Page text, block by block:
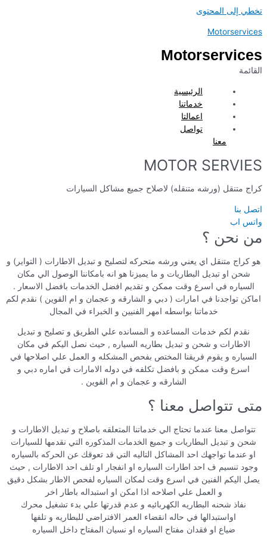
تخطي إلى المحتوى
Motorservices
Motorservices
القائمة
الرئيسية
خدماتنا
اعمالتا
تواصل
معنا
MOTOR SERVIES
كراج متنقل (ورشه متنقله) لاصلاح جميع مشاكل السيارات
اتصل بنا
واتس اب
من نحن ؟
هو كراج متنقل اي يعني ورشه متحركه لتصليح و تبديل الاطارات ( التواير) و
شحن او تبديل البطاريات و ما يميزنا هو انه بامكاننا الوصول الي مكان
السياره في اسرع وقت ممكن و تقديم افضل الخدمات بافضل الاسعار .
اماكن تواجدنا في امارات ( دبي و الشارقه و عجمان و ام القوين ) نقدم لكم
خدماتنا بواسطه امهر الفنيين و الخبراء في المجال
نقدم لكم خدمات المساعده و المسانده علي الطريق و تصليح و تبديل
الاطارات و شحن و تبديل بطاريه السياره , حيث نصل اليكم في مكان
السياره و يقوم فريقنا المختص بفحص المشكله و العمل علي اصلاحها في
اسرع وقت ممكن و بافضل تكلفه في دوله الامارات في اماره دبي و
الشارقه و عجمان و ام القوين .
متى تتواصل معنا ؟
تتواصل معنا عندما تحتاج الي خدماتنا المتعلقه باصلاح و تبديل الاطارات و
شحن و تبديل البطاريات و جميع الخدمات المذكوره التي نقدمها للسيارات
او عندما تواجهك احد المشاكل التاليه التي قد تعوقك عن الحركه بالسياره
وجود تنسيم ف احد اطارات السياره او انفجار او تلف احد الاطارات , حيث
يصل اليكم الفنين في اسرع وقت لمكان السياره لفحص الاطار بشكل دقيق
و العمل علي اصلاحه اذا امكن او استبداله باطار اخر
نفاذ شحنه البطاريه الكهربائيه و عدم قدرتها علي بدء تشغيل محرك
اواستبدالها في حاله انقضاء العمر الافتراضي للبطاريه و تلفها
ضياع او فقدان مفتاح السياره او نسيان المفتاح داخل السياره